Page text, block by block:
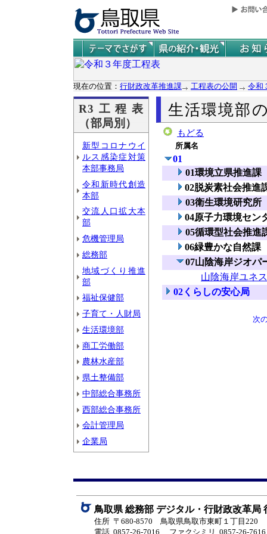
現在の位置： 行財政改革推進課 工程表の公開 令和
R3工程表
（部局別）
新型コロナウイ
ルス感染症対策
本部事務局
令和新時代創造
本部
交流人口拡大本
部
危機管理局
総務部
地域づくり推進
部
福祉保健部
子育て・人財局
生活環境部
商工労働部
農林水産部
県土整備部
中部総合事務所
西部総合事務所
会計管理局
企業局
生活環境部
もどる
所属名
01
01環境立県推進課
02脱炭素社会推進
03衛生環境研究所
04原子力環境セン
05循環型社会推進
06緑豊かな自然課
07山陰海岸ジオパ
山陰海岸ユネ
02くらしの安心局
次
鳥取県 総務部 デジタル・行財政改革局
住所 〒680-8570 鳥取県鳥取市東町１丁目220
電話 0857-26-7016
ファクシミリ 0857-26-7616